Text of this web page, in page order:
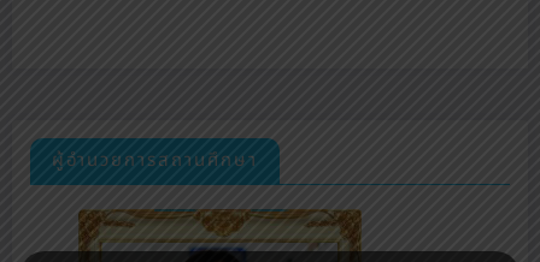
ผู้อำนวยการสถานศึกษา